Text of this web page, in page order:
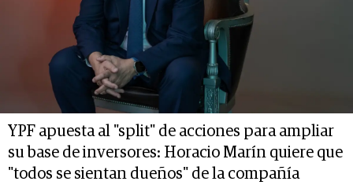
YPF apuesta al "split" de acciones para ampliar
su base de inversores: Horacio Marín quiere que
"todos se sientan dueños" de la compañía